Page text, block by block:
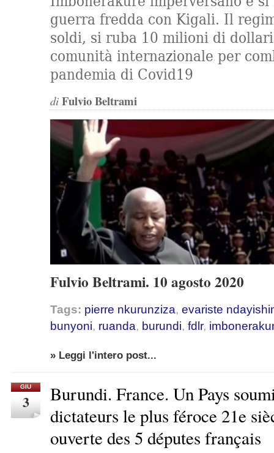
guerra fredda con Kigali. Il
soldi, si ruba 10 milioni di
comunità internazionale per
pandemia di Covid19
di Fulvio Beltrami
Fulvio Beltrami. 10 agosto 2020
Tags: pierre nkurunziza, evariste
bunyoni, ruanda, burundi, fdlr,
» Leggi l'intero post...
GIU
3
Burundi. France. Un Pays
dictateurs le plus féroce 21e
ouverte des 5 députes français